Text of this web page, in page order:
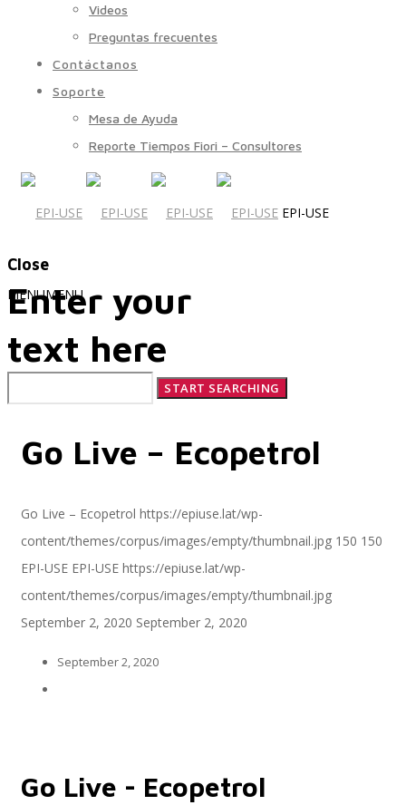
Videos
Preguntas frecuentes
Contáctanos
Soporte
Mesa de Ayuda
Reporte Tiempos Fiori – Consultores
EPI-USE
MENUMENU
Servicios
Servicios y productos cloud
SAP S/4 HANA
Assessment SAP S/4HANA
Close
Enter your
text here
Go Live – Ecopetrol
Go Live – Ecopetrol https://epiuse.lat/wp-
content/themes/corpus/images/empty/thumbnail.jpg 150 150
EPI-USE EPI-USE https://epiuse.lat/wp-
content/themes/corpus/images/empty/thumbnail.jpg
September 2, 2020 September 2, 2020
September 2, 2020
Go Live - Ecopetrol